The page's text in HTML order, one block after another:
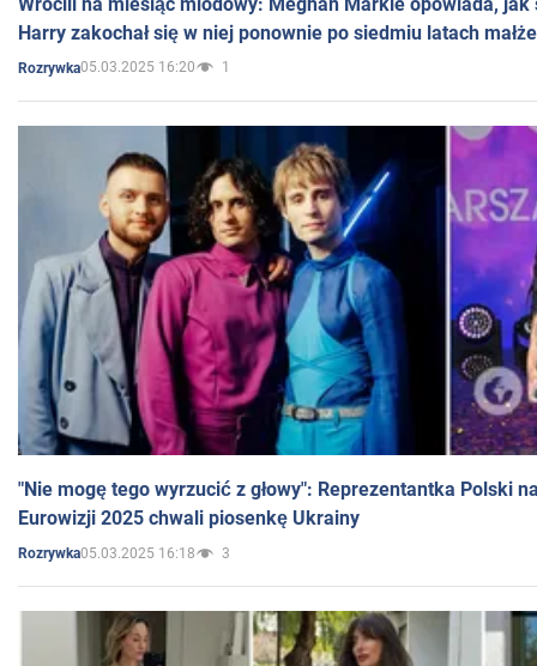
Harry zakochał się w niej ponownie po siedmiu latach
Rozrywka05.03.2025 16:20 1
"Nie mogę tego wyrzucić z głowy": Reprezentantka Polski
Eurowizji 2025 chwali piosenkę Ukrainy
Rozrywka05.03.2025 16:18 3